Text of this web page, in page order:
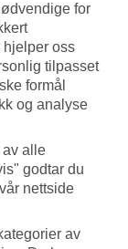
Nollendorfplatz!
fra
boder som
for
hjelper oss
tilpasset
formål
og analyse
av alle
godtar du
nettside
av